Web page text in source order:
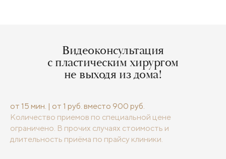
Видеоконсультация
с пластическим хирургом
не выходя из дома!
от 15 мин. | от 1 руб. вместо 900 руб.
Количество приемов по специальной цене
ограничено. В прочих случаях стоимость и
длительность приёма по прайсу клиники.